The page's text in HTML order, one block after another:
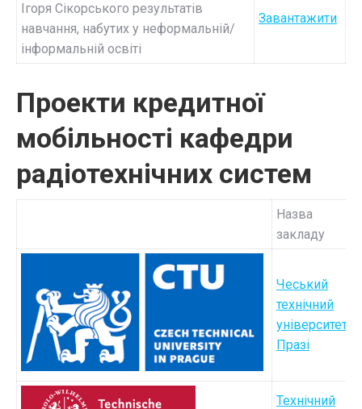
Ігоря Сікорського результатів
навчання, набутих у неформальній/
інформальній освіті
Завантажити
Проекти кредитної
мобільності кафедри
радіотехнічних систем
Назва
закладу
Чеський
технічний
університет у
Празі
Технічний